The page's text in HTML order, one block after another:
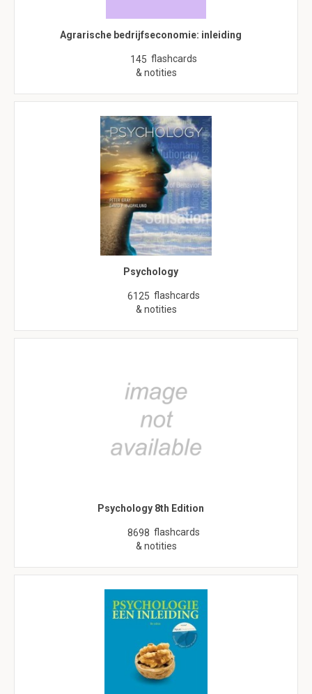
Agrarische bedrijfseconomie: inleiding
145 flashcards
& notities
Psychology
6125 flashcards
& notities
Psychology 8th Edition
8698 flashcards
& notities